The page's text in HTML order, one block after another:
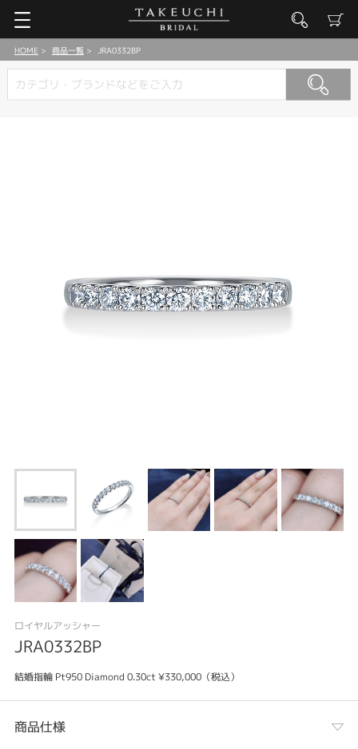
HOME 商品一覧 JRA0332BP
ロイヤルアッシャー
JRA0332BP
結婚指輪 Pt950 Diamond 0.30ct ¥330,000（税込）
商品仕様